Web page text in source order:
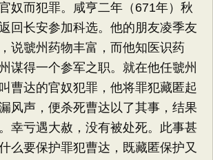
奴而犯罪。咸亨二年（671年）秋
回长安参加科选。他的朋友凌季友
说虢州药物丰富，而他知医识药
谋得一个参军之职。就在他任虢州
曹达的官奴犯罪，他将罪犯藏匿起
风声，便杀死曹达以了其事，结果
幸亏遇大赦，没有被处死。此事甚
么要保护罪犯曹达，既藏匿保护又